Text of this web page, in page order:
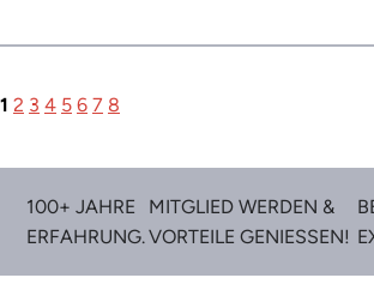
1 2 3 4 5 6 7 8
100+ JAHRE
ERFAHRUNG.
MITGLIED WERDEN &
VORTEILE GENIESSEN!